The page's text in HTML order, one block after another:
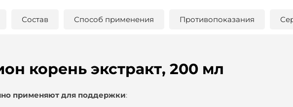
Состав Способ применения Противопоказания
корень экстракт, 200 мл
применяют для поддержки: